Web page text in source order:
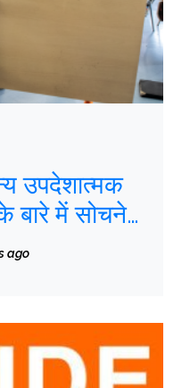
उपदेशात्मक
के बारे में सोचने
ago